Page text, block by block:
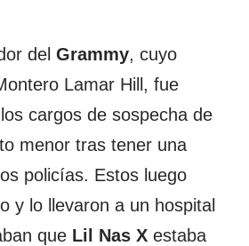
del Grammy, cuyo
Lamar Hill, fue
cargos de sospecha de
menor tras tener una
policías. Estos luego
y lo llevaron a un hospital
que Lil Nas X estaba